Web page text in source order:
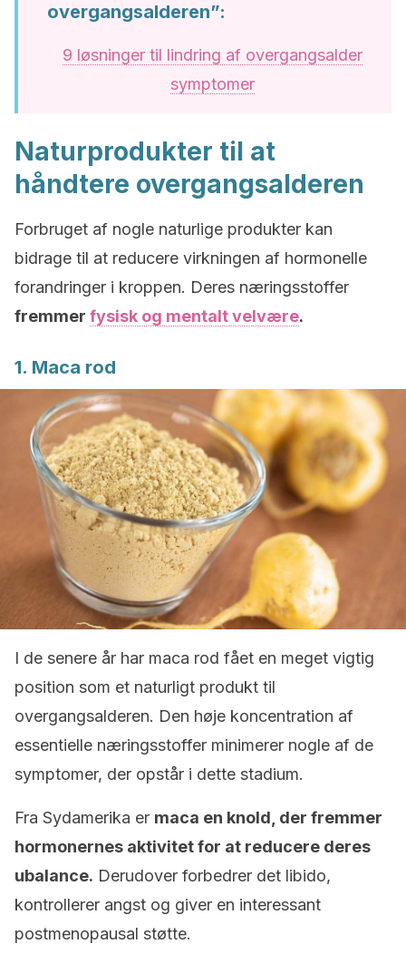
overgangsalderen”:
9 løsninger til lindring af overgangsalder
symptomer
Naturprodukter til at
håndtere overgangsalderen
Forbruget af nogle naturlige produkter kan
bidrage til at reducere virkningen af hormonelle
forandringer i kroppen. Deres næringsstoffer
fremmer fysisk og mentalt velvære.
1. Maca rod
I de senere år har maca rod fået en meget vigtig
position som et naturligt produkt til
overgangsalderen. Den høje koncentration af
essentielle næringsstoffer minimerer nogle af de
symptomer, der opstår i dette stadium.
Fra Sydamerika er maca en knold, der fremmer
hormonernes aktivitet for at reducere deres
ubalance. Derudover forbedrer det libido,
kontrollerer angst og giver en interessant
postmenopausal støtte.